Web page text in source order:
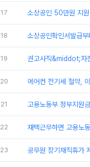
17 소상공인 50만원 지
18 소상공인확인서발급
19 권고사직&middot;자
20 에어컨 전기세 절약,
21 고용노동부 정부지원
22 재택근무하면 고용노
23 공무원 장기재직휴가